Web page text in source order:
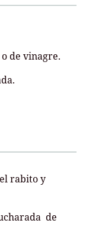
de vinagre.
rabito y
de